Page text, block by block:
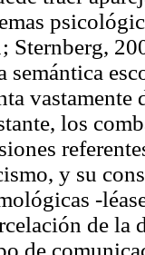
Sternberg,
semántica
los
y su
-
de
de